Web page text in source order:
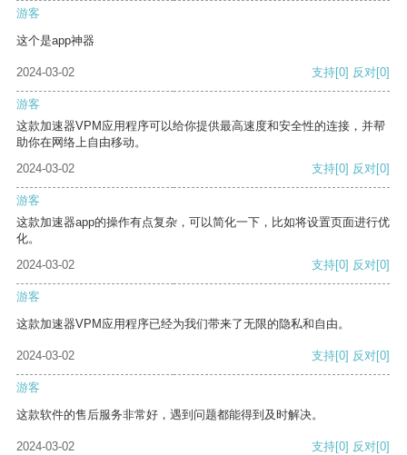
游客
这个是app神器
2024-03-02 支持[0] 反对[0]
游客
这款加速器VPM应用程序可以给你提供最高速度和安全性的连接，并帮
助你在网络上自由移动。
2024-03-02
支持[0] 反对[0]
游客
这款加速器app的操作有点复杂，可以简化一下，比如将设置页面进行优
化。
2024-03-02
支持[0] 反对[0]
游客
这款加速器VPM应用程序已经为我们带来了无限的隐私和自由。
2024-03-02 支持[0] 反对[0]
游客
这款软件的售后服务非常好，遇到问题都能得到及时解决。
2024-03-02 支持[0] 反对[0]